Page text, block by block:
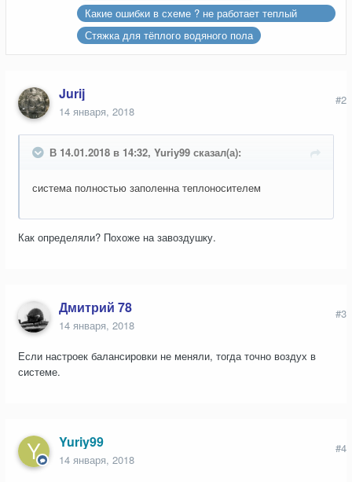
Какие ошибки в схеме ? не работает теплый
водяной пол.
Стяжка для тёплого водяного пола
Jurij
14 января, 2018
#2
В 14.01.2018 в 14:32, Yuriy99 сказал(а):
система полностью заполенна теплоносителем
Как определяли? Похоже на завоздушку.
Дмитрий 78
14 января, 2018
#3
Если настроек балансировки не меняли, тогда точно воздух в
системе.
Yuriy99
14 января, 2018
#4